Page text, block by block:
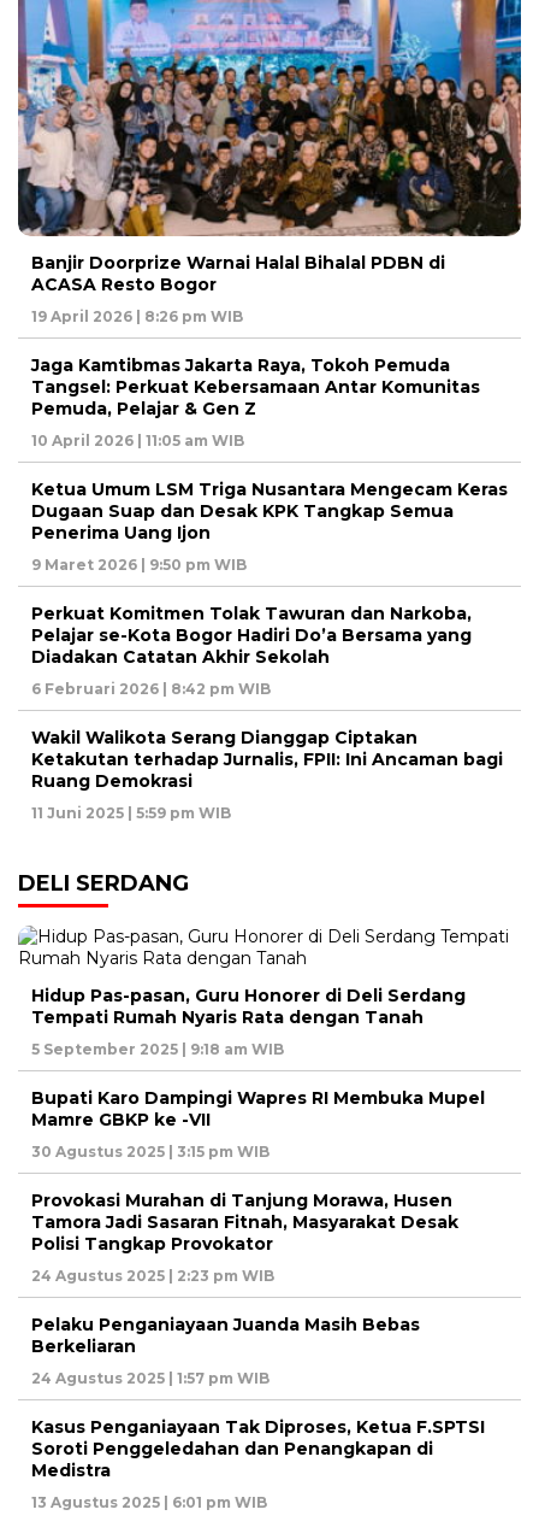
Banjir Doorprize Warnai Halal Bihalal PDBN di
ACASA Resto Bogor
19 April 2026 | 8:26 pm WIB
Jaga Kamtibmas Jakarta Raya, Tokoh Pemuda
Tangsel: Perkuat Kebersamaan Antar Komunitas
Pemuda, Pelajar & Gen Z
10 April 2026 | 11:05 am WIB
Ketua Umum LSM Triga Nusantara Mengecam Keras
Dugaan Suap dan Desak KPK Tangkap Semua
Penerima Uang Ijon
9 Maret 2026 | 9:50 pm WIB
Perkuat Komitmen Tolak Tawuran dan Narkoba,
Pelajar se-Kota Bogor Hadiri Do’a Bersama yang
Diadakan Catatan Akhir Sekolah
6 Februari 2026 | 8:42 pm WIB
Wakil Walikota Serang Dianggap Ciptakan
Ketakutan terhadap Jurnalis, FPII: Ini Ancaman bagi
Ruang Demokrasi
11 Juni 2025 | 5:59 pm WIB
DELI SERDANG
Hidup Pas-pasan, Guru Honorer di Deli Serdang
Tempati Rumah Nyaris Rata dengan Tanah
5 September 2025 | 9:18 am WIB
Bupati Karo Dampingi Wapres RI Membuka Mupel
Mamre GBKP ke -VII
30 Agustus 2025 | 3:15 pm WIB
Provokasi Murahan di Tanjung Morawa, Husen
Tamora Jadi Sasaran Fitnah, Masyarakat Desak
Polisi Tangkap Provokator
24 Agustus 2025 | 2:23 pm WIB
Pelaku Penganiayaan Juanda Masih Bebas
Berkeliaran
24 Agustus 2025 | 1:57 pm WIB
Kasus Penganiayaan Tak Diproses, Ketua F.SPTSI
Soroti Penggeledahan dan Penangkapan di
Medistra
13 Agustus 2025 | 6:01 pm WIB